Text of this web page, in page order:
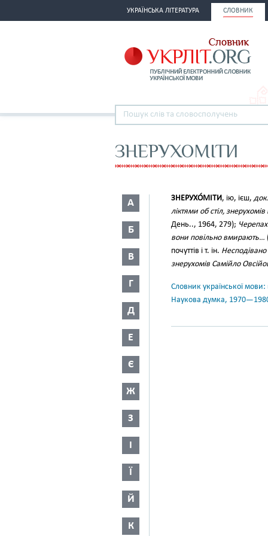
УКРАЇНСЬКА ЛІТЕРАТУРА СЛОВНИК
ЗНЕРУХОМІТИ
А
Б
В
Г
Д
Е
Є
Ж
З
І
Ї
Й
К
ЗНЕРУХО́МІТИ, ію, ієш,
ліктями об стіл,
День.., 1964, 279);
вони повільно вмирають…
почуттів і т. ін.
знерухомів Самійло
Словник української
Наукова думка,